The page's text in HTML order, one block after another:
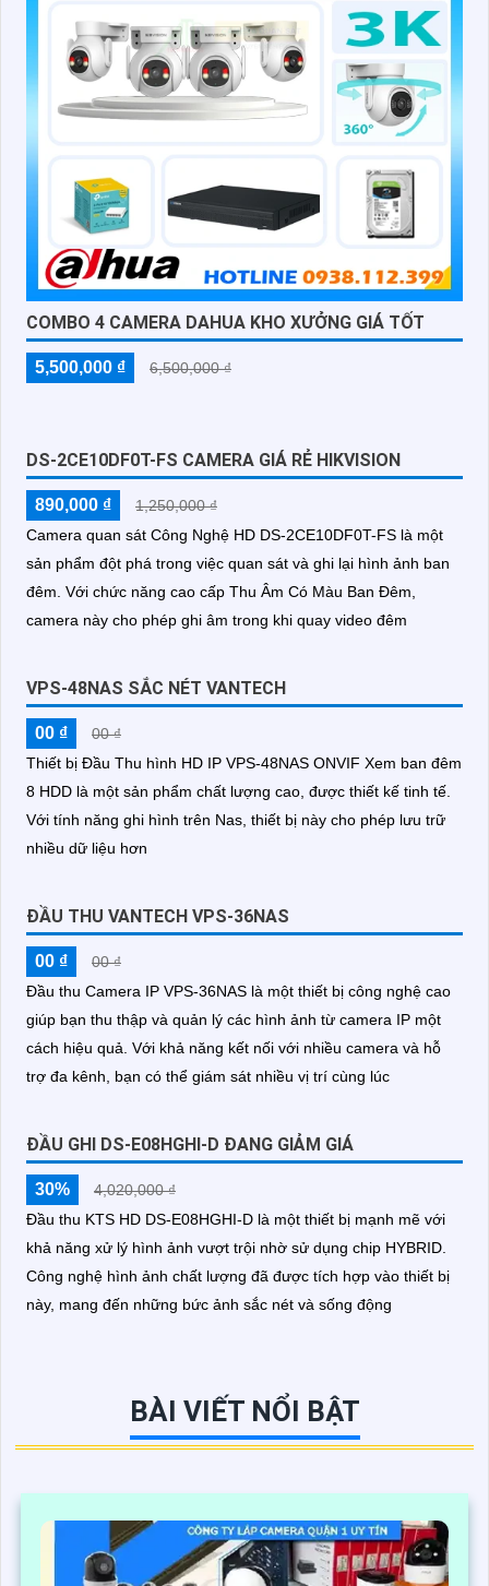
COMBO 4 CAMERA DAHUA KHO XƯỞNG GIÁ TỐT
5,500,000 ₫ 6,500,000 ₫
DS-2CE10DF0T-FS CAMERA GIÁ RẺ HIKVISION
890,000 ₫
1,250,000 ₫
Camera quan sát Công Nghệ HD DS-2CE10DF0T-FS là một
sản phẩm đột phá trong việc quan sát và ghi lại hình ảnh ban
đêm. Với chức năng cao cấp Thu Âm Có Màu Ban Đêm,
camera này cho phép ghi âm trong khi quay video đêm
VPS-48NAS SẮC NÉT VANTECH
00 ₫
00 ₫
Thiết bị Đầu Thu hình HD IP VPS-48NAS ONVIF Xem ban đêm
8 HDD là một sản phẩm chất lượng cao, được thiết kế tinh tế.
Với tính năng ghi hình trên Nas, thiết bị này cho phép lưu trữ
nhiều dữ liệu hơn
ĐẦU THU VANTECH VPS-36NAS
00 ₫
00 ₫
Đầu thu Camera IP VPS-36NAS là một thiết bị công nghệ cao
giúp bạn thu thập và quản lý các hình ảnh từ camera IP một
cách hiệu quả. Với khả năng kết nối với nhiều camera và hỗ
trợ đa kênh, bạn có thể giám sát nhiều vị trí cùng lúc
ĐẦU GHI DS-E08HGHI-D ĐANG GIẢM GIÁ
30%
4,020,000 ₫
Đầu thu KTS HD DS-E08HGHI-D là một thiết bị mạnh mẽ với
khả năng xử lý hình ảnh vượt trội nhờ sử dụng chip HYBRID.
Công nghệ hình ảnh chất lượng đã được tích hợp vào thiết bị
này, mang đến những bức ảnh sắc nét và sống động
BÀI VIẾT NỔI BẬT